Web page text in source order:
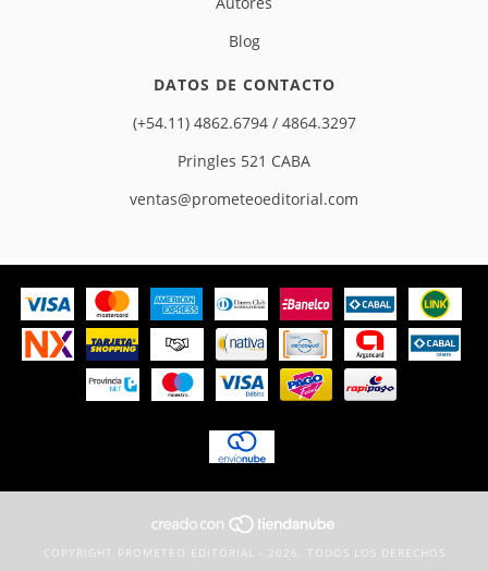
Blog
DATOS DE CONTACTO
(+54.11) 4862.6794 / 4864.3297
Pringles 521 CABA
ventas@prometeoeditorial.com
COPYRIGHT PROMETEO EDITORIAL - 2026. TODOS LOS DERECHOS